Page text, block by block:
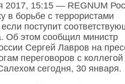
15:15 — REGNUM
в борьбе с террористами
поступит
Об этом сообщил министр
Сергей Лавров на
переговоров с коллегой
сегодня, 30 января.